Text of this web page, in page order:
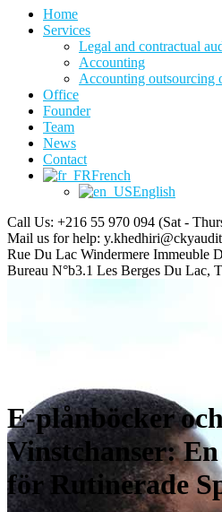
Home
Services
Legal and contractual
Accounting
Accounting outsourcing
Office
Founder
Team
News
Contact
French
English
Call Us: +216 55 970 094 (Sat -
Mail us for help:
Rue Du Lac Windermere Immeuble
Bureau N°b3.1 Les Berges Du Lac,
E-plånböcker
Vinstchanser:
för Rutinerade